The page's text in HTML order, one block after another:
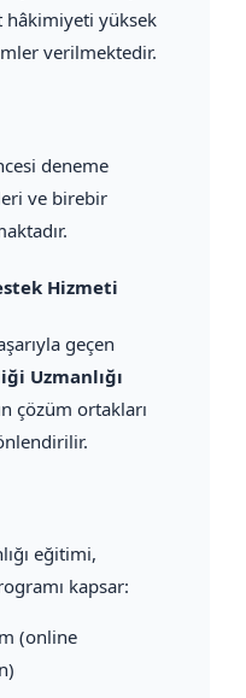
hâkimiyeti yüksek
verilmektedir.
deneme
ve birebir
Hizmeti
geçen
Uzmanlığı
çözüm ortakları
eğitimi,
kapsar:
(online